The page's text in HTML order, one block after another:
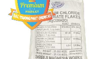
Magie Clorua – MGCL2 Dạng
Vảy Shreeji Magnesia Works
Ấn Độ India